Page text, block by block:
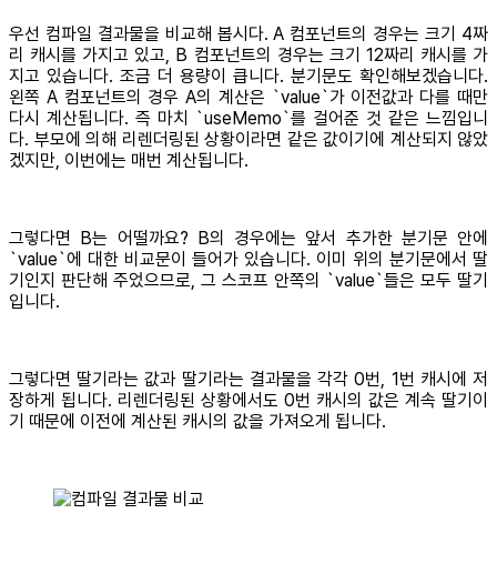
우선 컴파일 결과물을 비교해 봅시다. A 컴포넌트의 경우는 크기 4짜
리 캐시를 가지고 있고, B 컴포넌트의 경우는 크기 12짜리 캐시를 가
지고 있습니다. 조금 더 용량이 큽니다. 분기문도 확인해보겠습니다.
왼쪽 A 컴포넌트의 경우 A의 계산은 `value`가 이전값과 다를 때만
다시 계산됩니다. 즉 마치 `useMemo`를 걸어준 것 같은 느낌입니
다. 부모에 의해 리렌더링된 상황이라면 같은 값이기에 계산되지 않았
겠지만, 이번에는 매번 계산됩니다.
그렇다면 B는 어떨까요? B의 경우에는 앞서 추가한 분기문 안에
`value`에 대한 비교문이 들어가 있습니다. 이미 위의 분기문에서 딸
기인지 판단해 주었으므로, 그 스코프 안쪽의 `value`들은 모두 딸기
입니다.
그렇다면 딸기라는 값과 딸기라는 결과물을 각각 0번, 1번 캐시에 저
장하게 됩니다. 리렌더링된 상황에서도 0번 캐시의 값은 계속 딸기이
기 때문에 이전에 계산된 캐시의 값을 가져오게 됩니다.